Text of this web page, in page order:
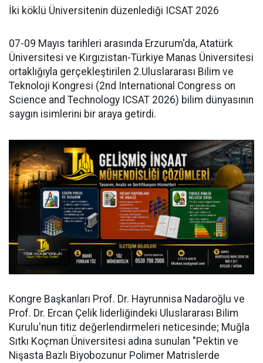
İki köklü Üniversitenin düzenlediği ICSAT 2026
07-09 Mayıs tarihleri arasında Erzurum'da, Atatürk
Üniversitesi ve Kırgızistan-Türkiye Manas Üniversitesi
ortaklığıyla gerçekleştirilen 2.Uluslararası Bilim ve
Teknoloji Kongresi (2nd International Congress on
Science and Technology ICSAT 2026) bilim dünyasının
saygın isimlerini bir araya getirdi.
Kongre Başkanları Prof. Dr. Hayrunnisa Nadaroğlu ve
Prof. Dr. Ercan Çelik liderliğindeki Uluslararası Bilim
Kurulu'nun titiz değerlendirmeleri neticesinde; Muğla
Sıtkı Koçman Üniversitesi adına sunulan "Pektin ve
Nişasta Bazlı Biyobozunur Polimer Matrislerde